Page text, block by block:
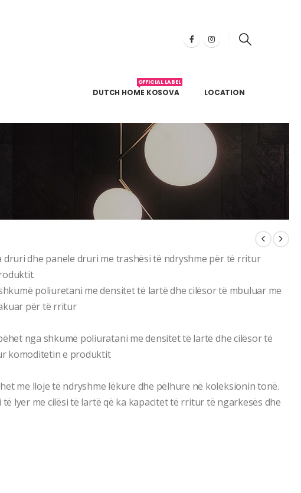
DUTCH HOME KOSOVA
OFFICIAL LABEL
LOCATION
druri dhe panele druri me trashësi të ndryshme për të rritur
poliuretani me densitet të lartë dhe cilësor të mbuluar me
për të rritur
nga shkumë poliuratani me densitet të lartë dhe cilësor të
komoditetin e produktit
me lloje të ndryshme lëkure dhe pëlhure në koleksionin tonë.
të lyer me cilësi të lartë që ka kapacitet të rritur të ngarkesës dhe